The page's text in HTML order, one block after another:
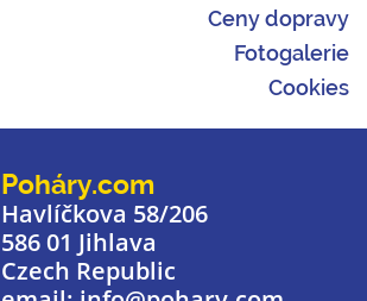
Ceny dopravy
Fotogalerie
Cookies
Poháry.com
Havlíčkova 58/206
586 01 Jihlava
Czech Republic